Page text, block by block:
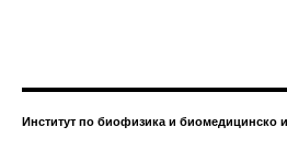
Институт по биофизика и биомедицинско